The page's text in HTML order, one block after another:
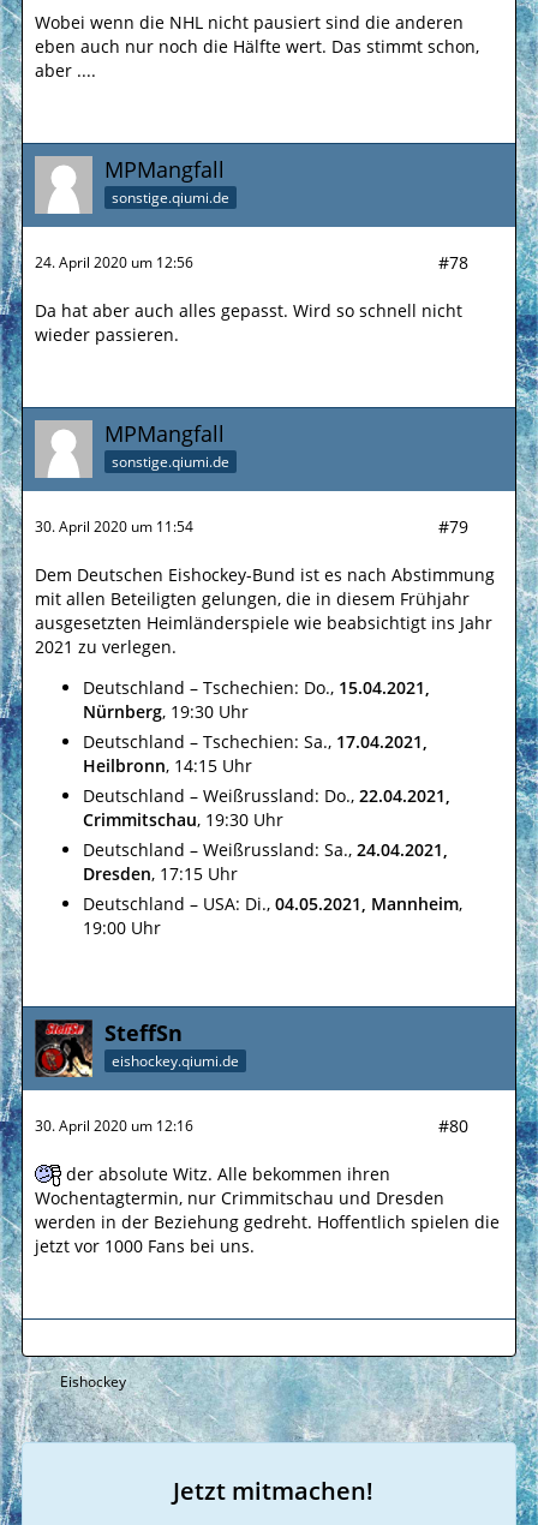
Wobei wenn die NHL nicht pausiert sind die anderen
eben auch nur noch die Hälfte wert. Das stimmt schon,
aber ....
MPMangfall
sonstige.qiumi.de
24. April 2020 um 12:56 #78
Da hat aber auch alles gepasst. Wird so schnell nicht
wieder passieren.
MPMangfall
sonstige.qiumi.de
30. April 2020 um 11:54 #79
Dem Deutschen Eishockey-Bund ist es nach Abstimmung
mit allen Beteiligten gelungen, die in diesem Frühjahr
ausgesetzten Heimländerspiele wie beabsichtigt ins Jahr
2021 zu verlegen.
Deutschland – Tschechien: Do., 15.04.2021,
Nürnberg, 19:30 Uhr
Deutschland – Tschechien: Sa., 17.04.2021,
Heilbronn, 14:15 Uhr
Deutschland – Weißrussland: Do., 22.04.2021,
Crimmitschau, 19:30 Uhr
Deutschland – Weißrussland: Sa., 24.04.2021,
Dresden, 17:15 Uhr
Deutschland – USA: Di., 04.05.2021, Mannheim,
19:00 Uhr
SteffSn
eishockey.qiumi.de
30. April 2020 um 12:16 #80
der absolute Witz. Alle bekommen ihren
Wochentagtermin, nur Crimmitschau und Dresden
werden in der Beziehung gedreht. Hoffentlich spielen die
jetzt vor 1000 Fans bei uns.
Eishockey
Jetzt mitmachen!